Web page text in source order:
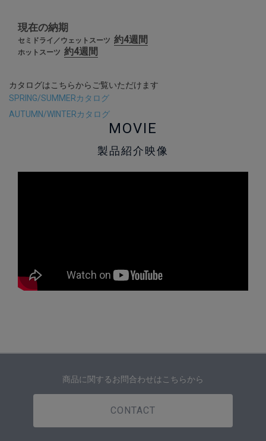
現在の納期
セミドライ／ウェットスーツ 約4週間
ホットスーツ 約4週間
カタログはこちらからご覧いただけます
SPRING/SUMMERカタログ
AUTUMN/WINTERカタログ
MOVIE
製品紹介映像
商品に関するお問合わせはこちらから
CONTACT